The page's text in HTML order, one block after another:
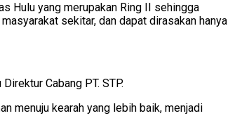
Hulu yang merupakan Ring II sehingga
sekitar, dan dapat dirasakan hanya
Cabang PT. STP.
menuju kearah yang lebih baik, menjadi